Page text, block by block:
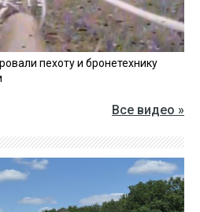
пехоту и бронетехнику
Все видео »